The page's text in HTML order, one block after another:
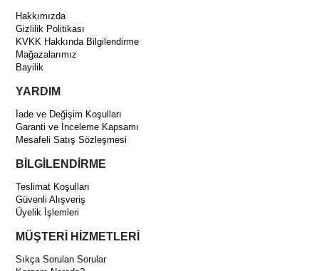
Hakkımızda
Gizlilik Politikası
KVKK Hakkında Bilgilendirme
Mağazalarımız
Bayilik
YARDIM
İade ve Değişim Koşulları
Garanti ve İnceleme Kapsamı
Mesafeli Satış Sözleşmesi
BİLGİLENDİRME
Teslimat Koşulları
Güvenli Alışveriş
Üyelik İşlemleri
MÜŞTERİ HİZMETLERİ
Sıkça Sorulan Sorular